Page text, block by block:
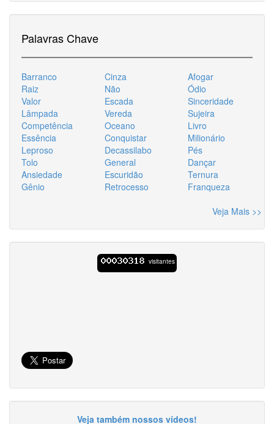
Palavras Chave
Barranco Cinza
Afogar
Raiz
Não
Ódio
Valor
Escada
Sinceridade
Lâmpada
Vereda
Sujeira
Competência
Oceano
Livro
Essência
Conquistar
Milionário
Leproso
Decassilabo
Pés
Tolo
General
Dançar
Ansiedade
Escuridão
Ternura
Gênio
Retrocesso
Franqueza
Veja Mais >>
visitantes
Veja também nossos vídeos!